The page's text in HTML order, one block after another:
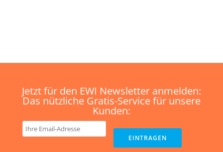
Jetzt für den EWI Newsletter anmelden:
Das nützliche Gratis-Service für unsere
Kunden: